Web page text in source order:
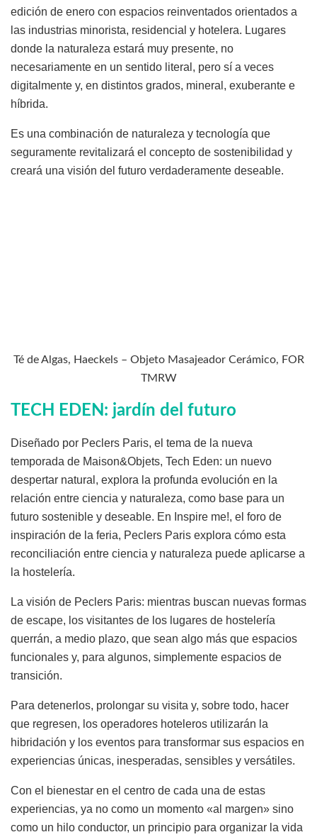
edición de enero con espacios reinventados orientados a
las industrias minorista, residencial y hotelera. Lugares
donde la naturaleza estará muy presente, no
necesariamente en un sentido literal, pero sí a veces
digitalmente y, en distintos grados, mineral, exuberante e
híbrida.
Es una combinación de naturaleza y tecnología que
seguramente revitalizará el concepto de sostenibilidad y
creará una visión del futuro verdaderamente deseable.
Té de Algas, Haeckels – Objeto Masajeador Cerámico, FOR
TMRW
TECH EDEN: jardín del futuro
Diseñado por Peclers Paris, el tema de la nueva
temporada de Maison&Objets, Tech Eden: un nuevo
despertar natural, explora la profunda evolución en la
relación entre ciencia y naturaleza, como base para un
futuro sostenible y deseable. En Inspire me!, el foro de
inspiración de la feria, Peclers Paris explora cómo esta
reconciliación entre ciencia y naturaleza puede aplicarse a
la hostelería.
La visión de Peclers Paris: mientras buscan nuevas formas
de escape, los visitantes de los lugares de hostelería
querrán, a medio plazo, que sean algo más que espacios
funcionales y, para algunos, simplemente espacios de
transición.
Para detenerlos, prolongar su visita y, sobre todo, hacer
que regresen, los operadores hoteleros utilizarán la
hibridación y los eventos para transformar sus espacios en
experiencias únicas, inesperadas, sensibles y versátiles.
Con el bienestar en el centro de cada una de estas
experiencias, ya no como un momento «al margen» sino
como un hilo conductor, un principio para organizar la vida